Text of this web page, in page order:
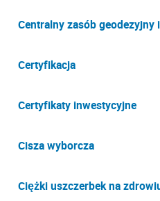
Centralny zasób
Certyfikacja
Certyfikaty inwestycyjne
Cisza wyborcza
Ciężki uszczerbek na